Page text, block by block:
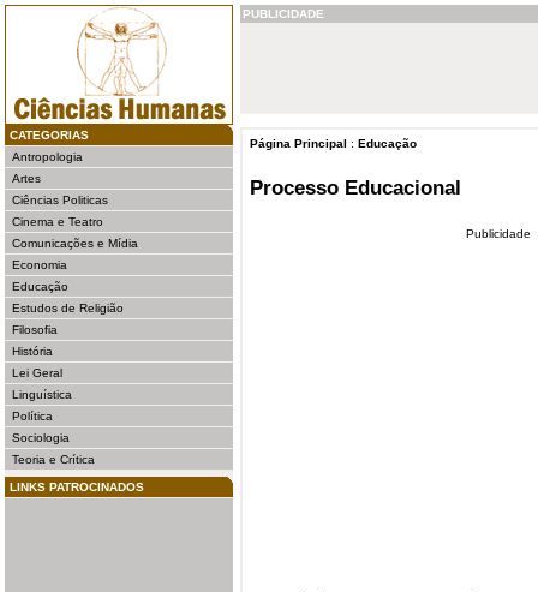
CATEGORIAS
Antropologia
Artes
Ciências Politicas
Cinema e Teatro
Comunicações e Mídia
Economia
Educação
Estudos de Religião
Filosofia
História
Lei Geral
Linguística
Política
Sociologia
Teoria e Crítica
LINKS PATROCINADOS
PUBLICIDADE
Página Principal : Educação
Processo Educacional
Publicidade